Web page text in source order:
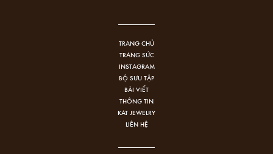
TRANG CHỦ
TRANG SỨC
INSTAGRAM
BỘ SƯU TẬP
BÀI VIẾT
THÔNG TIN
KAT JEWELRY
LIÊN HỆ